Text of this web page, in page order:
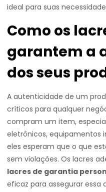
ideal para suas
Como os
garantem a
dos seus
A autenticidade de um
críticos para qualquer
compram um item,
eletrônicos, equipamentos
eles esperam que o que
sem violações. Os lacres
lacres de garantia
eficaz para assegurar essa